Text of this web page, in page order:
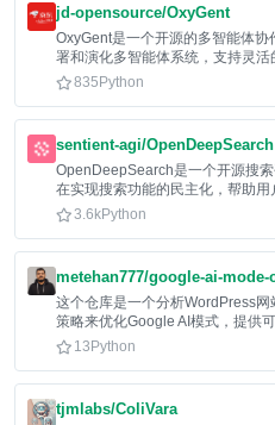
jd-opensource/OxyGent
OxyGent是一个开源的多智能体
署和演化多智能体系统，支持灵活
835 Python
sentient-agi/OpenDeepSearch
OpenDeepSearch是一个开源搜
在实现搜索功能的民主化，帮助用
3.6kPython
metehan777/google-ai-
这个仓库是一个分析WordPress
策略来优化Google AI模式，提供
13 Python
tjmlabs/ColiVara